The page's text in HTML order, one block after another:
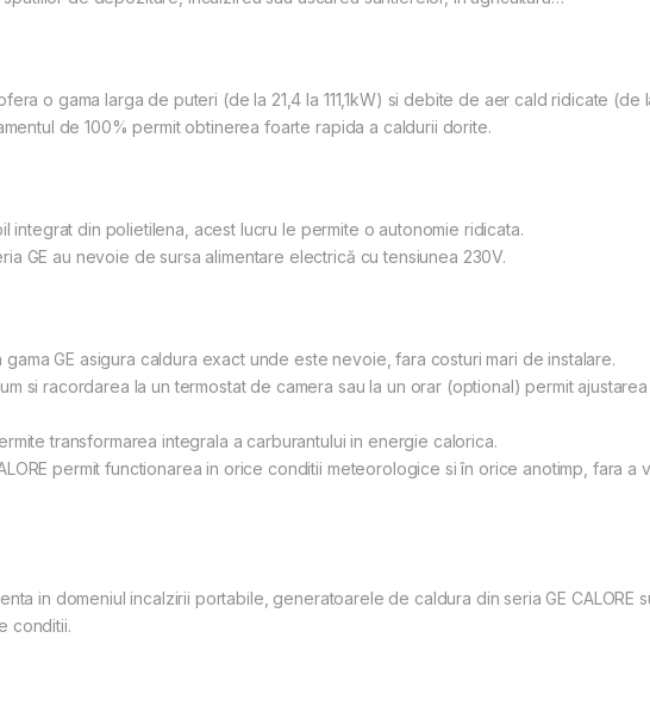
o gama larga de puteri (de la 21,4 la 111,1kW) si debite de aer cald ridicate
de 100% permit obtinerea foarte rapida a caldurii dorite.
integrat din polietilena, acest lucru le permite o autonomie ridicata.
GE au nevoie de sursa alimentare electrică cu tensiunea 230V.
GE asigura caldura exact unde este nevoie, fara costuri mari de instalare.
si racordarea la un termostat de camera sau la un orar (optional) permit
transformarea integrala a carburantului in energie calorica.
permit functionarea in orice conditii meteorologice si în orice anotimp, fara a
in domeniul incalzirii portabile, generatoarele de caldura din seria GE CALORE
conditii.